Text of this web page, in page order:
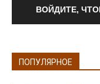
ВОЙДИТЕ,
ПОПУЛЯРНОЕ